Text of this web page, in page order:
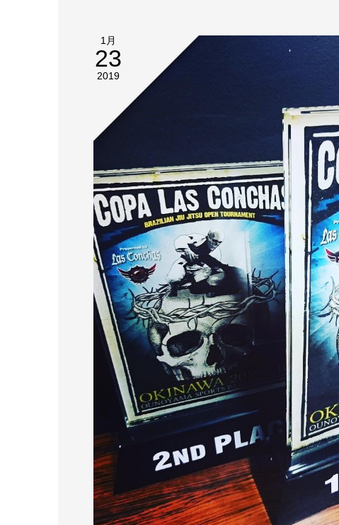
1月
23
2019